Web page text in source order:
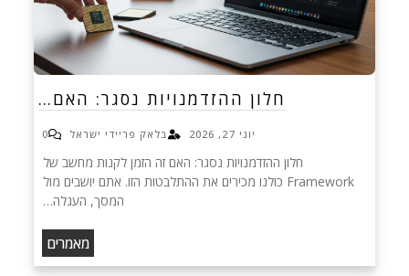
חלון ההזדמנויות נסגר: האם…
יוני 27, 2026 בלאק פריידי ישראל 0
חלון ההזדמנויות נסגר: האם זה הזמן לקנות מחשב של
Framework כולנו מכירים את ההתלבטות הזו. אתם יושבים מול
המסך, העגלה…
מאמרים